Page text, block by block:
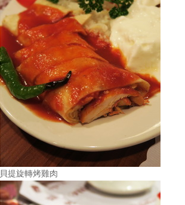
貝提旋轉烤雞肉